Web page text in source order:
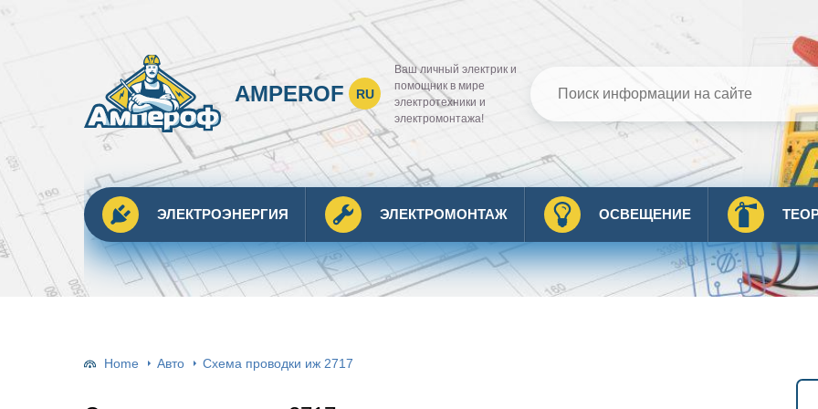
AMPEROF RU
Ваш личный электрик и
помощник в мире
электротехники и
электромонтажа!
ЭЛЕКТРОЭНЕРГИЯ ЭЛЕКТРОМОНТАЖ ОСВЕЩЕНИЕ
Home Авто Схема проводки иж 2717